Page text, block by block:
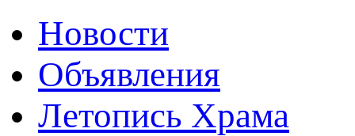
Новости
Объявления
Летопись Храма